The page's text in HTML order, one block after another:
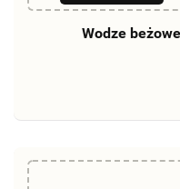
Wodze